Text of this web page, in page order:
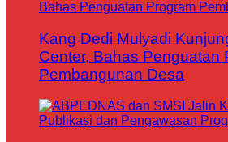
Kang Dedi Mulyadi
Center, Bahas Penguatan
Pembangunan Desa